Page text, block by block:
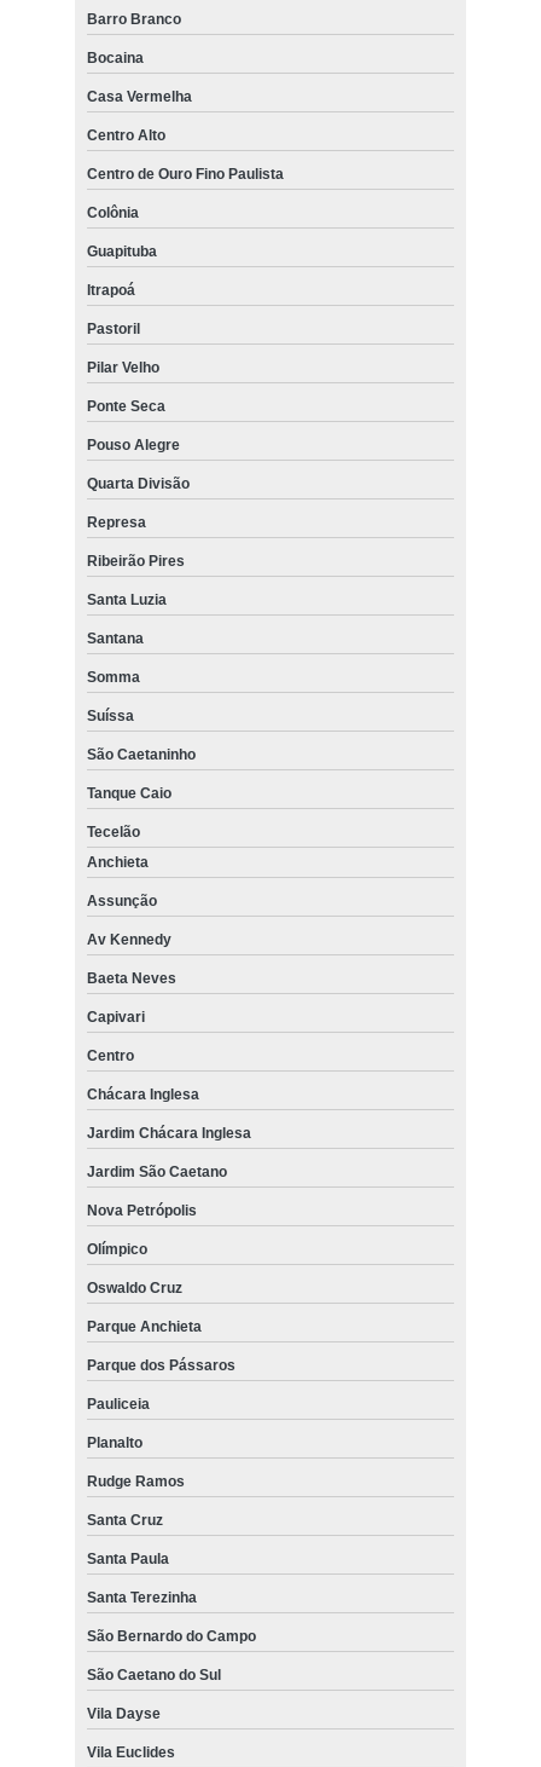
Barro Branco
Bocaina
Casa Vermelha
Centro Alto
Centro de Ouro Fino Paulista
Colônia
Guapituba
Itrapoá
Pastoril
Pilar Velho
Ponte Seca
Pouso Alegre
Quarta Divisão
Represa
Ribeirão Pires
Santa Luzia
Santana
Somma
Suíssa
São Caetaninho
Tanque Caio
Tecelão
Anchieta
Assunção
Av Kennedy
Baeta Neves
Capivari
Centro
Chácara Inglesa
Jardim Chácara Inglesa
Jardim São Caetano
Nova Petrópolis
Olímpico
Oswaldo Cruz
Parque Anchieta
Parque dos Pássaros
Pauliceia
Planalto
Rudge Ramos
Santa Cruz
Santa Paula
Santa Terezinha
São Bernardo do Campo
São Caetano do Sul
Vila Dayse
Vila Euclides